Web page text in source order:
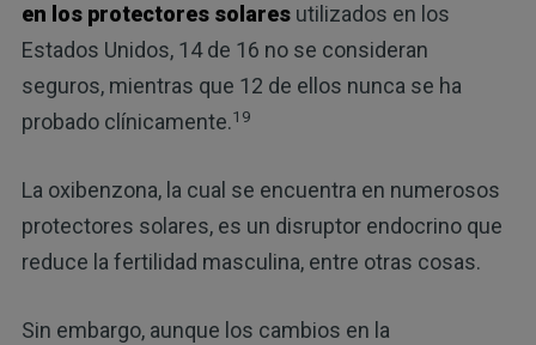
en los protectores solaresutilizados en los
Estados Unidos, 14 de 16 no se consideran
seguros, mientras que 12 de ellos nunca se ha
probado clínicamente.19
La oxibenzona, la cual se encuentra en numerosos
protectores solares, es un disruptor endocrino que
reduce la fertilidad masculina, entre otras cosas.
Sin embargo, aunque los cambios en la